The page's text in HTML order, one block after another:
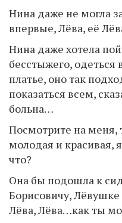
Нина даже не могла
впервые, Лёва, её
Нина даже хотела
бесстыжего, одеться
платье, оно так
показаться всем,
больна…
Посмотрите на меня,
молодая и красивая,
что?
Она бы подошла к
Борисовичу,
Лёва, Лёва…как ты